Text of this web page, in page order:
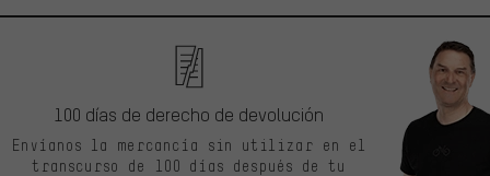
100 días de derecho de devolución
Envíanos la mercancía sin utilizar en el
transcurso de 100 días después de tu